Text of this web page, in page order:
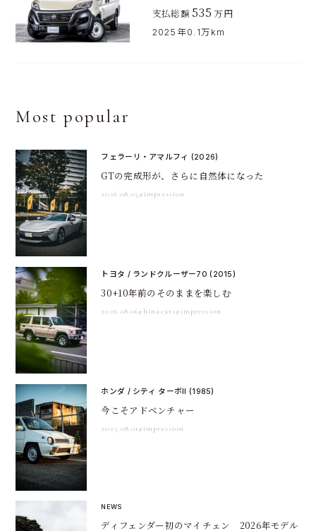
支払総額535 万円
2025年0.1万km
Most popular
フェラーリ・アマルフィ (2026)
GTの完成形が、さらに自然体になった
2026.08.05 #impression
トヨタ / ランドクルーザー70 (2015)
30+10年前のそのままを楽しむ
2026.08.06#hinacars#impression
ホンダ / シティ ターボII (1985)
今こそアドベンチャー
2025.08.01 #impression
NEWS
ディフェンダー初のマイチェン 2026年モデル